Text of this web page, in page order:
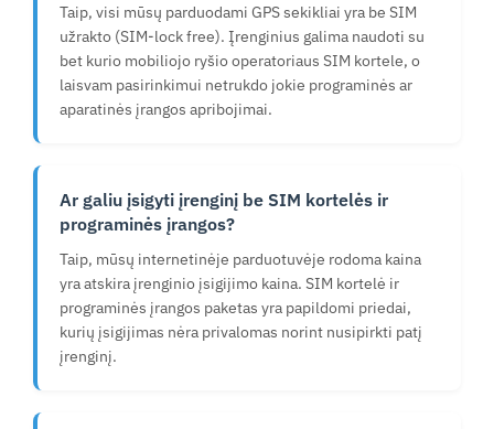
Taip, visi mūsų parduodami GPS sekikliai yra be SIM
užrakto (SIM-lock free). Įrenginius galima naudoti su
bet kurio mobiliojo ryšio operatoriaus SIM kortele, o
laisvam pasirinkimui netrukdo jokie programinės ar
aparatinės įrangos apribojimai.
Ar galiu įsigyti įrenginį be SIM kortelės ir
programinės įrangos?
Taip, mūsų internetinėje parduotuvėje rodoma kaina
yra atskira įrenginio įsigijimo kaina. SIM kortelė ir
programinės įrangos paketas yra papildomi priedai,
kurių įsigijimas nėra privalomas norint nusipirkti patį
įrenginį.